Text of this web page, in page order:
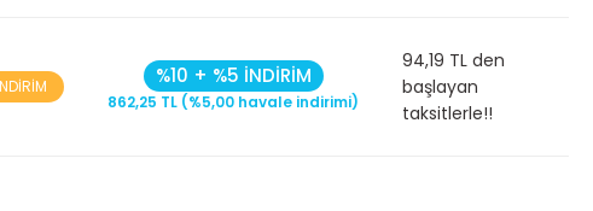
%10 + %5 İNDİRİM
862,25 TL (%5,00 havale indirimi)
94,19 TL den
başlayan
taksitlerle!!